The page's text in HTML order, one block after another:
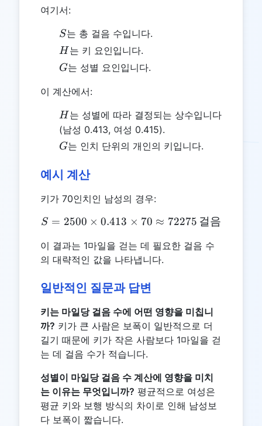
여기서:
S
S는 총 걸음 수입니다.
H
H 는 키 요인입니다.
G
G는 성별 요인입니다.
이 계산에서:
H
H 는 성별에 따라 결정되는 상수입니다
(남성 0.413, 여성 0.415).
G
G는 인치 단위의 개인의 키입니다.
예시 계산
키가 70인치인 남성의 경우:
S = 2500 \times 0.413
S = 2500 × 0.413 × 70 ≈ 72275 걸음
이 결과는 1마일을 걷는 데 필요한 걸음 수
의 대략적인 값을 나타냅니다.
일반적인 질문과 답변
키는 마일당 걸음 수에 어떤 영향을 미칩니
까? 키가 큰 사람은 보폭이 일반적으로 더
길기 때문에 키가 작은 사람보다 1마일을 걷
는 데 걸음 수가 적습니다.
성별이 마일당 걸음 수 계산에 영향을 미치
는 이유는 무엇입니까? 평균적으로 여성은
평균 키와 보행 방식의 차이로 인해 남성보
다 보폭이 짧습니다.